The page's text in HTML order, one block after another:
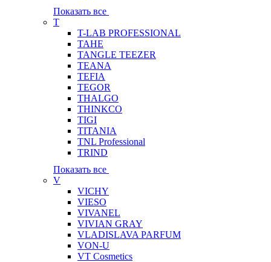
Показать все
T
T-LAB PROFESSIONAL
TAHE
TANGLE TEEZER
TEANA
TEFIA
TEGOR
THALGO
THINKCO
TIGI
TITANIA
TNL Professional
TRIND
Показать все
V
VICHY
VIESO
VIVANEL
VIVIAN GRAY
VLADISLAVA PARFUM
VON-U
VT Cosmetics